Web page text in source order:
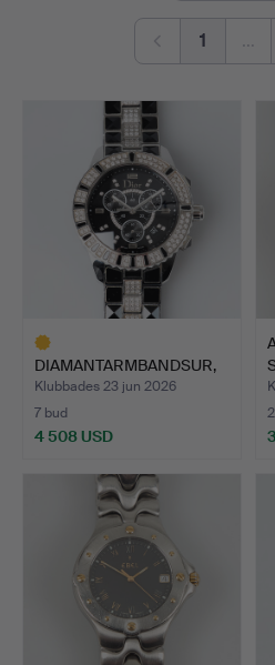
1 …
DIAMANTARMBANDSUR,
Dior "Christal" chronog…
Klubbades 23 jun 2026
7 bud
4 508 USD